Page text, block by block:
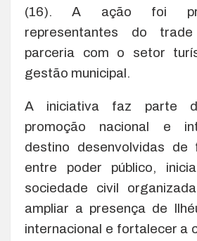
(16). A ação foi
representantes do
parceria com o setor
gestão municipal.
A iniciativa faz parte
promoção nacional e
destino desenvolvidas de
entre poder público,
sociedade civil
ampliar a presença de
internacional e fortalecer a